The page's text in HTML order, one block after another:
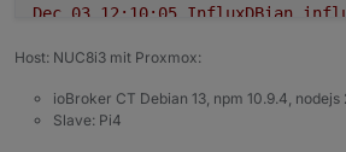
Dec 03 12 :10:05 InfluxDBian
Dec 03 12:10:07 InfluxDBian
Dec
03 :10:08 InfluxDBian
Dec 03 12
Host: NUC8i3 mit Proxmox:
ioBroker CT Debian 13, npm 10.9.4, nodejs
Slave: Pi4